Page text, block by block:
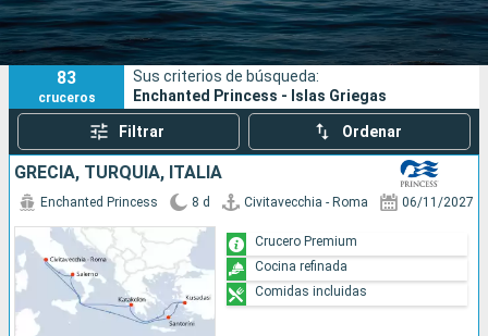
Puertos Compañías
Buscar
83
cruceros
Sus criterios de búsqueda:
Enchanted Princess - Islas Griegas
Filtrar Ordenar
GRECIA, TURQUÍA, ITALIA
Enchanted Princess 8 d Civitavecchia - Roma 06/11/2027
Crucero Premium
Cocina refinada
Comidas incluidas